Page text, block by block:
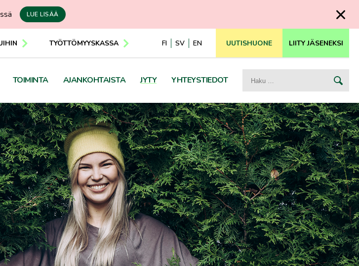
LUE LISÄÄ
TYÖTTÖMYYSKASSA FI SV EN UUTISHUONE LIITY JÄSENEKSI
TOIMINTA AJANKOHTAISTA JYTY YHTEYSTIEDOT Haku: